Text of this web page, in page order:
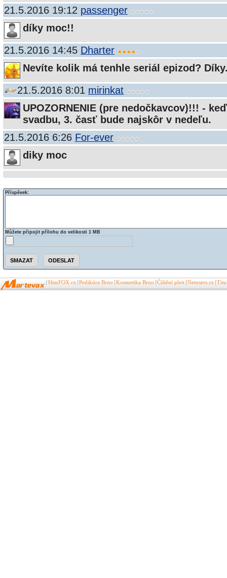
21.5.2016 19:12 passenger
díky moc!!
21.5.2016 14:45 Dharter
Nevíte kolik má tenhle seriál epizod?
21.5.2016 8:01 mirinkat
UPOZORNENIE (pre nedočkavcov)!!! -
svadbu, 3. časť bude najskôr v nedeľu.
21.5.2016 6:26 For-ever
diky moc
Příspěvek:
Můžete připojit přílohu do velikosti 1 MB
SlimFOX.cz Pedikúra Brno Kosmetika Brno Čištění pleti Netusers.cz